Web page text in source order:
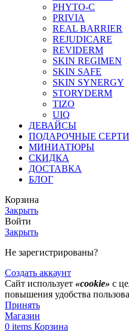
PHYTO-C
PRIVIA
REAL BARRIER
REJUDICARE
REVIDERM
SKIN REGIMEN
SKIN SAFE
SKIN SYNERGY
STORYDERM
TIZO
UIQ
ДЕВАЙСЫ
ПОДАРОЧНЫЕ
МИНИАТЮРЫ
СКИДКА
ДОСТАВКА
БЛОГ
Корзина
Закрыть
Войти
Закрыть
Не зарегистрированы?
Создать аккаунт
Сайт использует «cookie» с
повышения удобства
Принять
Магазин
0 items Корзина